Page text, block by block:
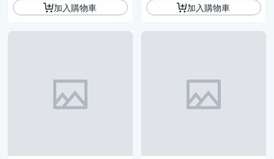
加入購物車 加入購物車